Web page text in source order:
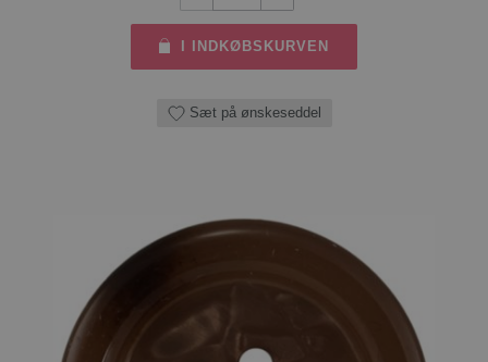
I INDKØBSKURVEN
Sæt på ønskeseddel